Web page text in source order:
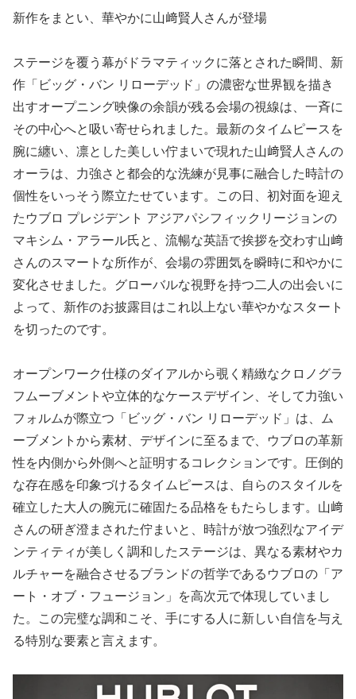
新作をまとい、華やかに山﨑賢人さんが登場
ステージを覆う幕がドラマティックに落とされた瞬間、新
作「ビッグ・バン リローデッド」の濃密な世界観を描き
出すオープニング映像の余韻が残る会場の視線は、一斉に
その中心へと吸い寄せられました。最新のタイムピースを
腕に纏い、凛とした美しい佇まいで現れた山﨑賢人さんの
オーラは、力強さと都会的な洗練が見事に融合した時計の
個性をいっそう際立たせています。この日、初対面を迎え
たウブロ プレジデント アジアパシフィックリージョンの
マキシム・アラール氏と、流暢な英語で挨拶を交わす山﨑
さんのスマートな所作が、会場の雰囲気を瞬時に和やかに
変化させました。グローバルな視野を持つ二人の出会いに
よって、新作のお披露目はこれ以上ない華やかなスタート
を切ったのです。
オープンワーク仕様のダイアルから覗く精緻なクロノグラ
フムーブメントや立体的なケースデザイン、そして力強い
フォルムが際立つ「ビッグ・バン リローデッド」は、ム
ーブメントから素材、デザインに至るまで、ウブロの革新
性を内側から外側へと証明するコレクションです。圧倒的
な存在感を印象づけるタイムピースは、自らのスタイルを
確立した大人の腕元に確固たる品格をもたらします。山﨑
さんの研ぎ澄まされた佇まいと、時計が放つ強烈なアイデ
ンティティが美しく調和したステージは、異なる素材やカ
ルチャーを融合させるブランドの哲学であるウブロの「ア
ート・オブ・フュージョン」を高次元で体現していまし
た。この完璧な調和こそ、手にする人に新しい自信を与え
る特別な要素と言えます。